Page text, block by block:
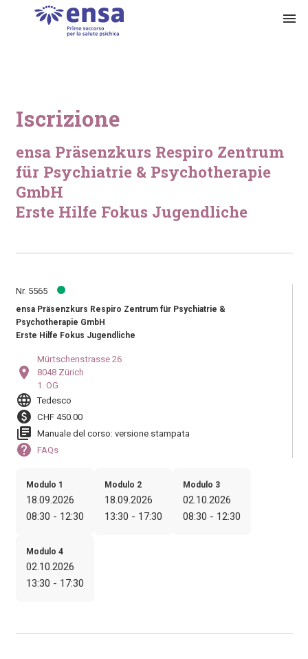
menu
Iscrizione
ensa Präsenzkurs Respiro Zentrum
für Psychiatrie & Psychotherapie
GmbH
Erste Hilfe Fokus Jugendliche
Nr. 5565
ensa Präsenzkurs Respiro Zentrum für Psychiatrie &
Psychotherapie GmbH
Erste Hilfe Fokus Jugendliche
location_on
Mürtschenstrasse 26
8048 Zürich
1. OG
language Tedesco
paid CHF 450.00
library_books Manuale del corso: versione stampata
help FAQs
Modulo 1
18.09.2026
08:30 - 12:30
Modulo 2
18.09.2026
13:30 - 17:30
Modulo 3
02.10.2026
08:30 - 12:30
Modulo 4
02.10.2026
13:30 - 17:30